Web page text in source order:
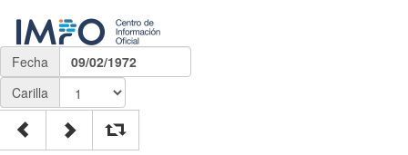
Fecha
09/02/1972
Carilla